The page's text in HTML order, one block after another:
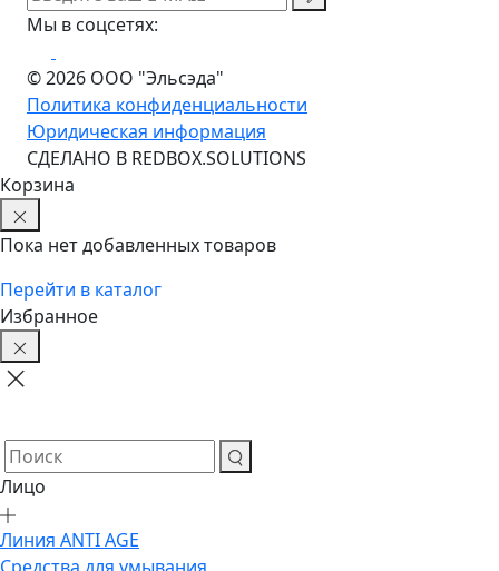
Мы в соцсетях:
© 2026 ООО "Эльсэда"
Политика конфиденциальности
Юридическая информация
CДЕЛАНО В REDBOX.SOLUTIONS
Корзина
Пока нет добавленных товаров
Перейти в каталог
Избранное
Лицо
Линия ANTI AGE